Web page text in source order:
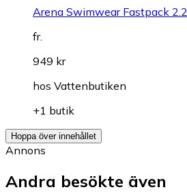
Arena Swimwear Fastpack 2.2
fr.
949 kr
hos Vattenbutiken
+1 butik
Hoppa över innehållet
Annons
Andra besökte även